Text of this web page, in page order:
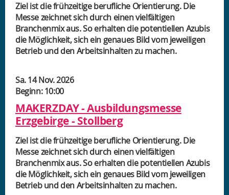
Ziel ist die frühzeitige berufliche Orientierung. Die
Messe zeichnet sich durch einen vielfältigen
Branchenmix aus. So erhalten die potentiellen Azubis
die Möglichkeit, sich ein genaues Bild vom jeweiligen
Betrieb und den Arbeitsinhalten zu machen.
Sa. 14 Nov. 2026
Beginn: 10:00
MAKERZDAY - Ausbildungsmesse
Erzgebirge - Stollberg
Ziel ist die frühzeitige berufliche Orientierung. Die
Messe zeichnet sich durch einen vielfältigen
Branchenmix aus. So erhalten die potentiellen Azubis
die Möglichkeit, sich ein genaues Bild vom jeweiligen
Betrieb und den Arbeitsinhalten zu machen.